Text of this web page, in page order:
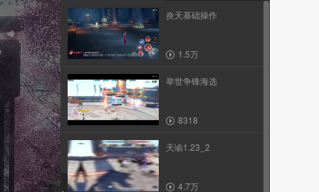
炎天基础操作
1.5万
举世争锋海选
8318
天谕1.23_2
4.7万